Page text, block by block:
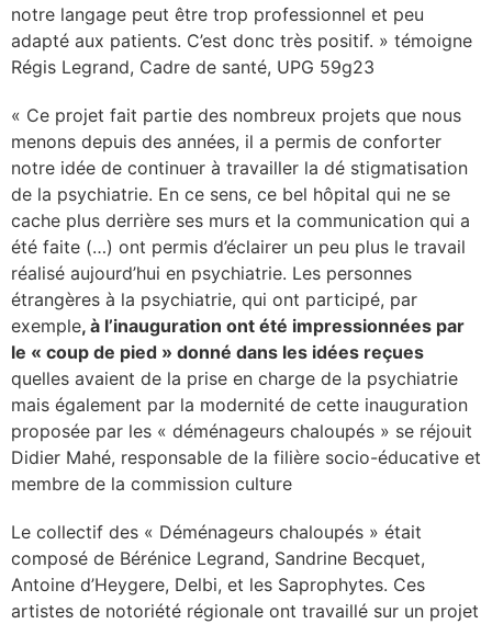
notre langage peut être trop professionnel et peu
adapté aux patients. C’est donc très positif. » témoigne
Régis Legrand, Cadre de santé, UPG 59g23
« Ce projet fait partie des nombreux projets que nous
menons depuis des années, il a permis de conforter
notre idée de continuer à travailler la dé stigmatisation
de la psychiatrie. En ce sens, ce bel hôpital qui ne se
cache plus derrière ses murs et la communication qui a
été faite (…) ont permis d’éclairer un peu plus le travail
réalisé aujourd’hui en psychiatrie. Les personnes
étrangères à la psychiatrie, qui ont participé, par
exemple, à l’inauguration ont été impressionnées par
le « coup de pied » donné dans les idées reçues
quelles avaient de la prise en charge de la psychiatrie
mais également par la modernité de cette inauguration
proposée par les « déménageurs chaloupés » se réjouit
Didier Mahé, responsable de la filière socio-éducative et
membre de la commission culture
Le collectif des « Déménageurs chaloupés » était
composé de Bérénice Legrand, Sandrine Becquet,
Antoine d’Heygere, Delbi, et les Saprophytes. Ces
artistes de notoriété régionale ont travaillé sur un projet